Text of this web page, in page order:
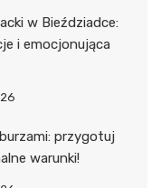
w Bieździadce:
i emocjonująca
przygotuj
warunki!